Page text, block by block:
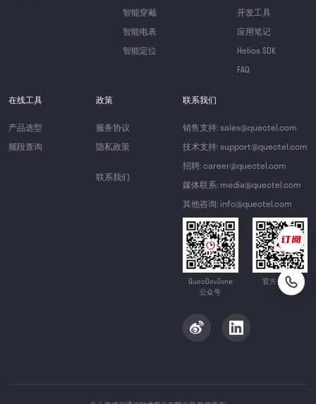
智能穿戴
智能电表
智能定位
开发工具
应用笔记
Helios SDK
FAQ
在线工具
产品选型
频段查询
政策
服务协议
隐私政策
联系我们
联系我们
销售支持: sales@quectel.com
技术支持: support@quectel.com
招聘: career@quectel.com
媒体联系: media@quectel.com
其他咨询: info@quectel.com
QuecDevZone
公众号
官方公众号